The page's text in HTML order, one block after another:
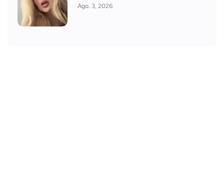
Ago. 3, 2026